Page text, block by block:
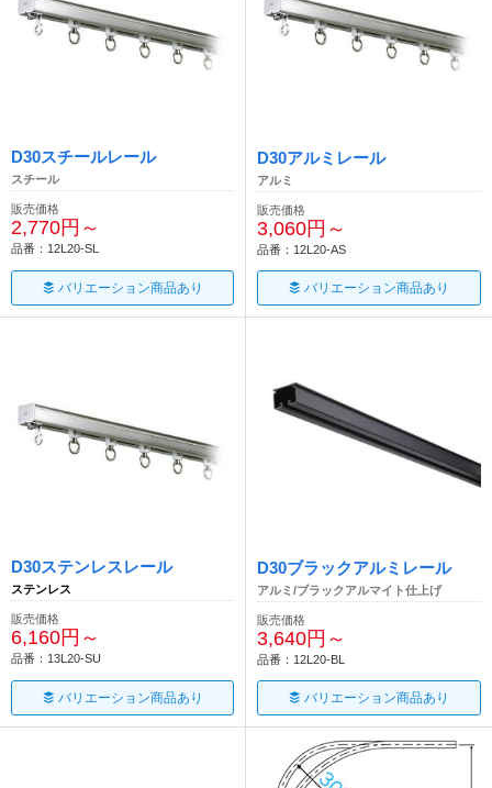
D30スチールレール
スチール
販売価格
2,770円～
品番：12L20-SL
バリエーション商品あり
D30アルミレール
アルミ
販売価格
3,060円～
品番：12L20-AS
バリエーション商品あり
D30ステンレスレール
ステンレス
販売価格
6,160円～
品番：13L20-SU
バリエーション商品あり
D30ブラックアルミレール
アルミ/ブラックアルマイト仕上げ
販売価格
3,640円～
品番：12L20-BL
バリエーション商品あり